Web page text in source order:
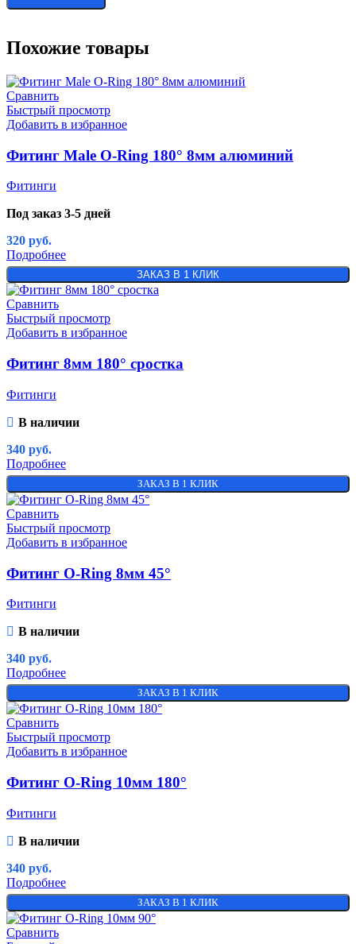
Похожие товары
Сравнить
Быстрый просмотр
Добавить в избранное
Фитинг Male O-Ring 180° 8мм алюминий
Фитинги
Под заказ 3-5 дней
320 руб.
Подробнее
ЗАКАЗ В 1 КЛИК
Сравнить
Быстрый просмотр
Добавить в избранное
Фитинг 8мм 180° сростка
Фитинги
В наличии
340 руб.
Подробнее
ЗАКАЗ В 1 КЛИК
Сравнить
Быстрый просмотр
Добавить в избранное
Фитинг O-Ring 8мм 45°
Фитинги
В наличии
340 руб.
Подробнее
ЗАКАЗ В 1 КЛИК
Сравнить
Быстрый просмотр
Добавить в избранное
Фитинг O-Ring 10мм 180°
Фитинги
В наличии
340 руб.
Подробнее
ЗАКАЗ В 1 КЛИК
Сравнить